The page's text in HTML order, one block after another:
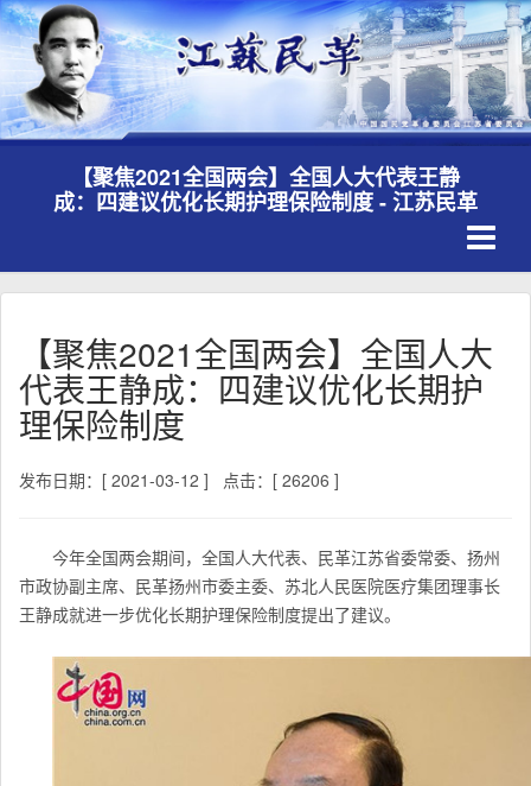
【聚焦2021全国两会】全国人大代表王静
成：四建议优化长期护理保险制度 - 江苏民革
Toggle
【聚焦2021全国两会】全国人大
代表王静成：四建议优化长期护
理保险制度
发布日期：[ 2021-03-12 ] 点击：[ 26206 ]
今年全国两会期间， 全国人大代表、民革江苏省委常委、扬州
市政协副主席、民革扬州市委主委、苏北人民医院医疗集团理事长
王静成就进一步优化长期护理保险制度提出了建议。